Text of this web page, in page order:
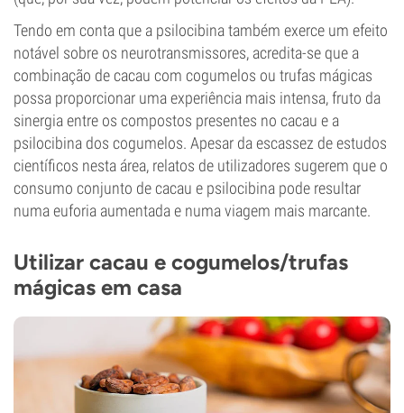
Tendo em conta que a psilocibina também exerce um efeito
notável sobre os neurotransmissores, acredita-se que a
combinação de cacau com cogumelos ou trufas mágicas
possa proporcionar uma experiência mais intensa, fruto da
sinergia entre os compostos presentes no cacau e a
psilocibina dos cogumelos. Apesar da escassez de estudos
científicos nesta área, relatos de utilizadores sugerem que o
consumo conjunto de cacau e psilocibina pode resultar
numa euforia aumentada e numa viagem mais marcante.
Utilizar cacau e cogumelos/trufas
mágicas em casa